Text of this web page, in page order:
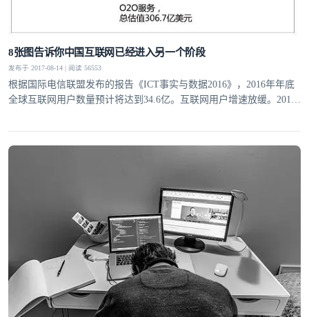
8张图告诉你中国互联网已经进入另一个阶段
发布于 2017-08-14 | 阅读 56553
根据国际电信联盟发布的报告《ICT事实与数据2016》，2016年年底
全球互联网用户数量预计将达到34.6亿。互联网用户增速放缓。2014
度的话，2015年全球其他地区增速仅有7%。